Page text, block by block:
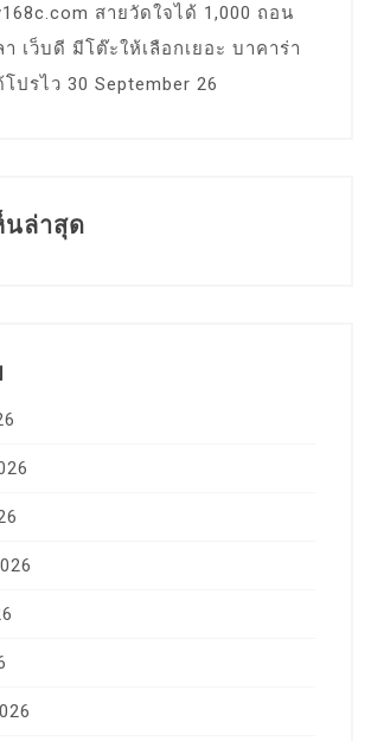
สายวัดใจได้ 1,000 ถอน
า เว็บดี มีโต๊ะให้เลือกเยอะ บาคาร่า
ปรไว 30 September 26
นล่าสุด